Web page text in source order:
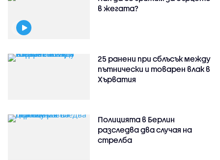
в жегата?
25 ранени при сблъсък между
пътнически и товарен влак в
Хърватия
Полицията в Берлин
разследва два случая на
стрелба